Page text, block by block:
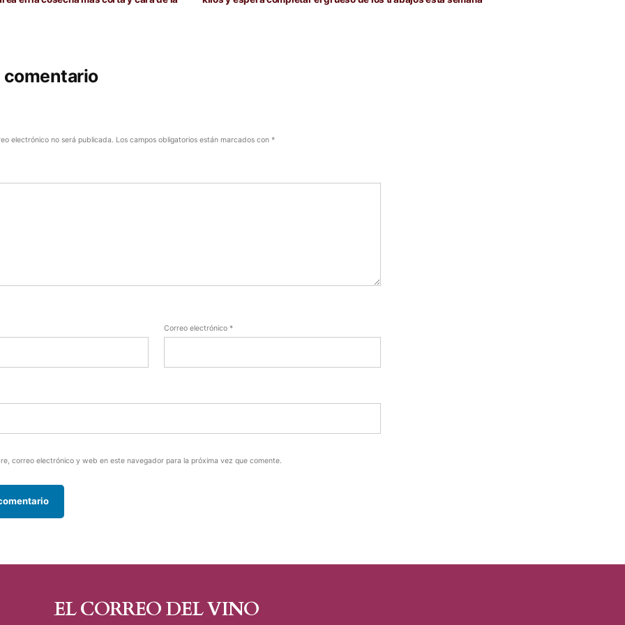
comentario
electrónico no será publicada. Los campos obligatorios están marcados con *
Correo electrónico *
correo electrónico y web en este navegador para la próxima vez que comente.
EL CORREO DEL VINO